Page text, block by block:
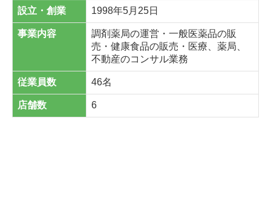
設立・創業 1998年5月25日
事業内容
調剤薬局の運営・一般医薬品の販
売・健康食品の販売・医療、薬局、
不動産のコンサル業務
従業員数 46名
店舗数 6